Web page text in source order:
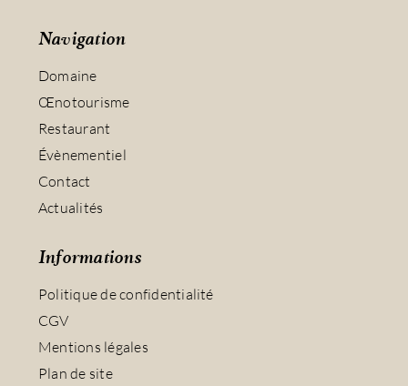
Navigation
Domaine
Œnotourisme
Restaurant
Évènementiel
Contact
Actualités
Informations
Politique de confidentialité
CGV
Mentions légales
Plan de site